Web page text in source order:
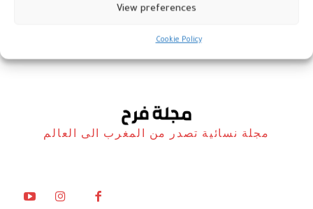
View preferences
Cookie Policy
مجلة نسائية تصدر من المغرب الى العالم